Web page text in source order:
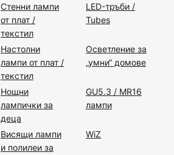
Стенни лампи
от плат /
текстил
LED-тръби /
Tubes
Настолни
лампи от плат /
текстил
Осветление за
„умни“ домове
Нощни
лампички за
деца
GU5.3 / MR16
лампи
Висящи лампи
и полилеи за
WiZ